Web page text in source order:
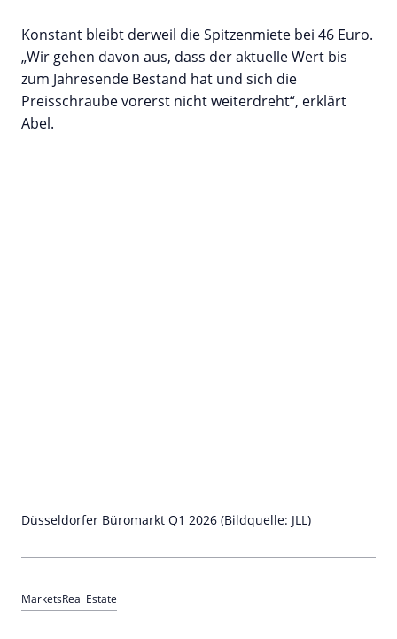
Konstant bleibt derweil die Spitzenmiete bei 46 Euro.
„Wir gehen davon aus, dass der aktuelle Wert bis
zum Jahresende Bestand hat und sich die
Preisschraube vorerst nicht weiterdreht“, erklärt
Abel.
Düsseldorfer Büromarkt Q1 2026 (Bildquelle: JLL)
MarketsReal Estate